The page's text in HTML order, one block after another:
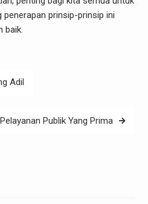
prinsip-prinsip ini
baik.
Adil
Publik Yang Prima